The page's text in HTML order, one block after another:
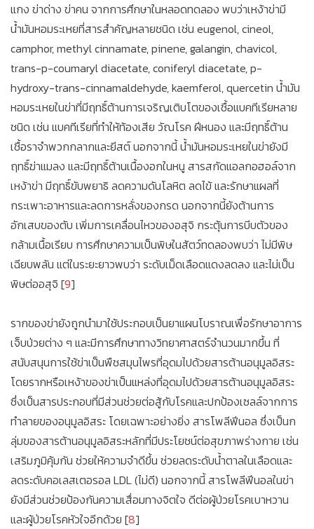
แกง ข่าด่าง ข่าคน จากการศึกษาในหลอดทดลอง พบว่าเหง้าข่ามี
น้ำมันหอมระเหยที่สารสำคัญหลายชนิด เช่น eugenol, cineol,
camphor, methyl cinnamate, pinene, galangin, chavicol,
trans-p-coumaryl diacetate, coniferyl diacetate, p-
hydroxy-trans-cinnamaldehyde, kaemferol, quercetin น้ำมัน
หอมระเหยในข่าที่มีฤทธิ์ต้านการเจริญเติบโตของเชื้อแบคทีเรียหลาย
ชนิด เช่น แบคทีเรียที่ทำให้ท้องเสีย วัณโรค ฝีหนอง และมีฤทธิ์ต้าน
เชื้อราจำพวกกลากและยีสต์ นอกจากนี้ น้ำมันหอมระเหยในข่ายังมี
ฤทธิ์ฆ่าแมลง และมีฤทธิ์ต้านเนื้องอกในหนู สารสกัดแอลกอฮอล์จาก
เหง้าข่า มีฤทธิ์ขับพยาธิ ลดความดันโลหิต ลดไข้ และรักษาแผลที่
กระเพาะอาหารและลดการหลั่งของกรด นอกจากนี้ยังต้านการ
อักเสบของตับ เพิ่มการเคลื่อนไหวของอสุจิ กระตุ้นการบีบตัวของ
กล้ามเนื้อเรียบ การศึกษาความเป็นพิษในสัตว์ทดลองพบว่า ไม่มีพิษ
เฉียบพลัน แต่ในระยะยาวพบว่า ระดับเม็ดเลือดแดงลดลง และไม่เป็น
พิษต่ออสุจิ [9]
รากของข่ายังถูกนำมาใช้ประกอบเป็นยาแผนโบราณเพื่อรักษาอาการ
เจ็บป่วยต่าง ๆ และมีการศึกษาทางวิทยาศาสตร์จำนวนมากขึ้น ที่
สนับสนุนการใช้ข่าเป็นพืชสมุนไพรที่อุดมไปด้วยสารต้านอนุมูลอิสระ
โดยรากหรือเหง้าของข่าเป็นแหล่งที่อุดมไปด้วยสารต้านอนุมูลอิสระ
ซึ่งเป็นสารประกอบที่มีส่วนช่วยต่อสู้กับโรคและปกป้องเซลล์จากการ
ทำลายของอนุมูลอิสระ โดยเฉพาะอย่างยิ่ง สารโพลีฟีนอล ซึ่งเป็นก
ลุ่มของสารต้านอนุมูลอิสระหลักที่มีประโยชน์ต่อสุขภาพร่างกาย เช่น
เสริมภูมิคุ้มกัน ช่วยให้ความจำดีขึ้น ช่วยลดระดับน้ำตาลในเลือดและ
ลดระดับคอเลสเตอรอล LDL (ไม่ดี) นอกจากนี้ สารโพลีฟีนอลในข่า
ยังมีส่วนช่วยป้องกันความเสื่อมทางจิตใจ ดีต่อผู้ป่วยโรคเบาหวาน
และผู้ป่วยโรคหัวใจอีกด้วย [8]